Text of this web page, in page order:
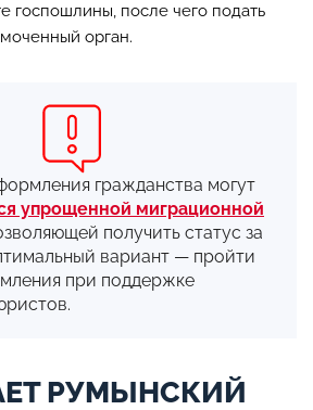
госпошлины, после чего подать
орган.
гражданства могут
упрощенной миграционной
получить статус за
вариант — пройти
при поддержке
РУМЫНСКИЙ